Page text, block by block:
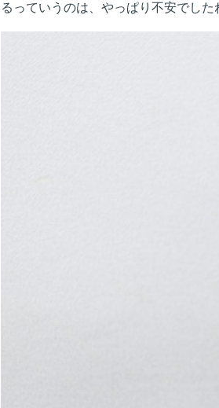
るっていうのは、やっぱり不安でした